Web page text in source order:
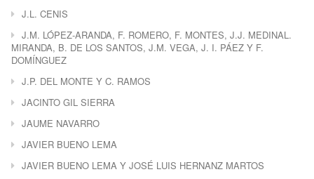
J.L. CENIS
J.M. LÓPEZ-ARANDA, F. ROMERO, F. MONTES, J.J. MEDINAL.
MIRANDA, B. DE LOS SANTOS, J.M. VEGA, J. I. PÁEZ Y F.
DOMÍNGUEZ
J.P. DEL MONTE Y C. RAMOS
JACINTO GIL SIERRA
JAUME NAVARRO
JAVIER BUENO LEMA
JAVIER BUENO LEMA Y JOSÉ LUIS HERNANZ MARTOS